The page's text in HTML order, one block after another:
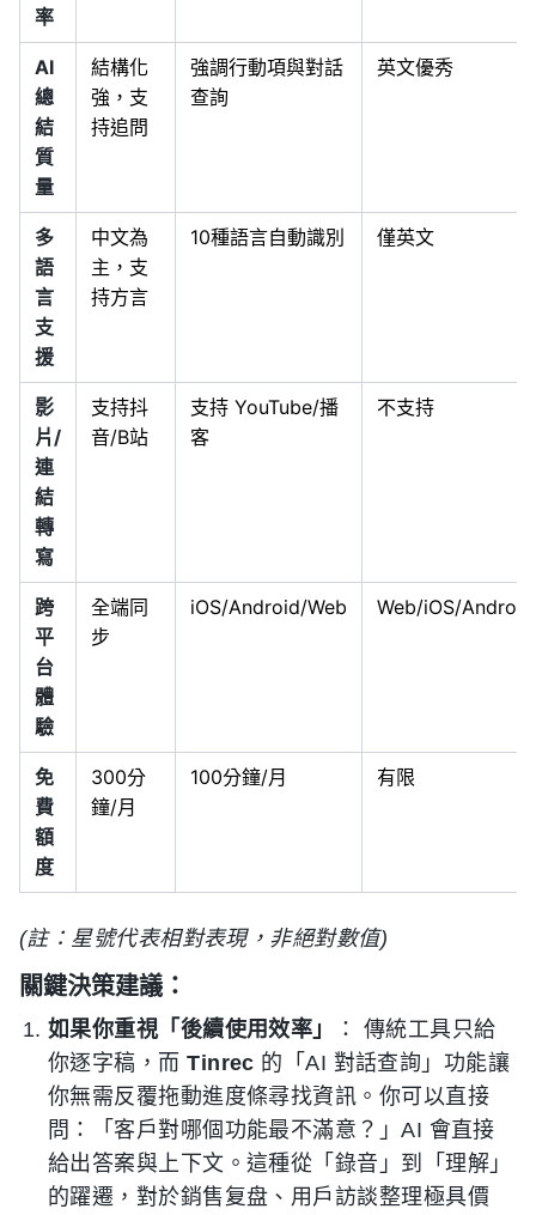
率
AI
總
結
質
量
結構化
強，支
持追問
強調行動項與對話
查詢
英文優秀
多
語
言
支
援
中文為
主，支
持方言
10種語言自動識別 僅英文
影
片/
連
結
轉
寫
支持抖
音/B站
支持 YouTube/播
客
不支持
跨
平
台
體
驗
全端同
步
iOS/Android/Web Web/iOS/Android
免
費
額
度
300分
鐘/月
100分鐘/月 有限
(註：星號代表相對表現，非絕對數值)
關鍵決策建議：
如果你重視「後續使用效率」
： 傳統工具只給
你逐字稿，而Tinrec 的「AI 對話查詢」功能讓
你無需反覆拖動進度條尋找資訊。你可以直接
問：「客戶對哪個功能最不滿意？」AI 會直接
給出答案與上下文。這種從「錄音」到「理解」
的躍遷，對於銷售复盘、用戶訪談整理極具價